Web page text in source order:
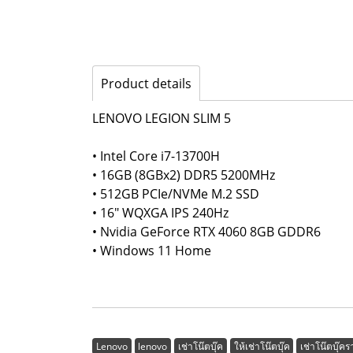
Product details
LENOVO LEGION SLIM 5
• Intel Core i7-13700H
• 16GB (8GBx2) DDR5 5200MHz
• 512GB PCIe/NVMe M.2 SSD
• 16" WQXGA IPS 240Hz
• Nvidia GeForce RTX 4060 8GB GDDR6
• Windows 11 Home
Lenovo lenovo เช่าโน๊ตบุ๊ค ให้เช่าโน๊ตบุ๊ค เช่าโน๊ตบุ๊ค